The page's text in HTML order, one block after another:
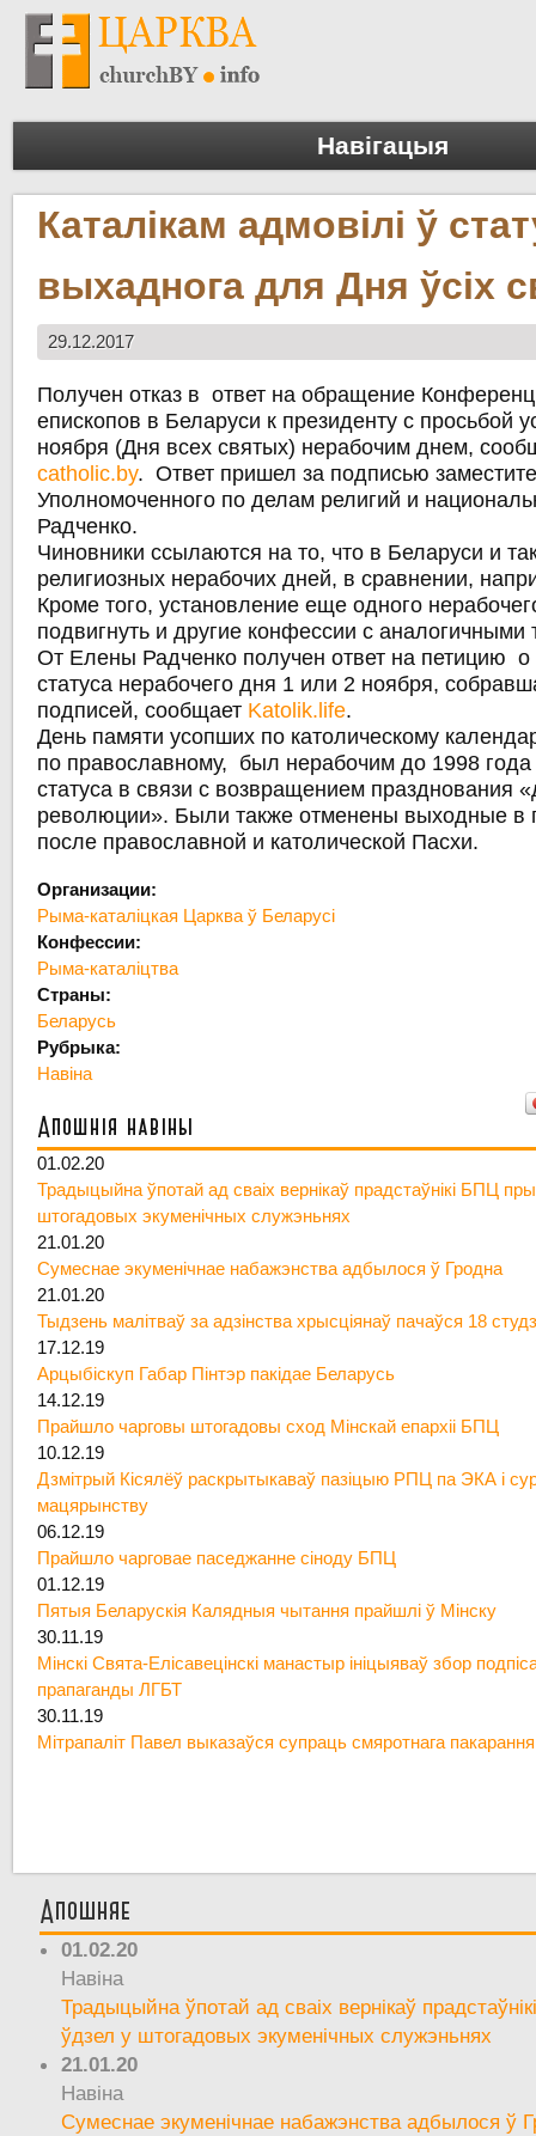
Навігацыя
Каталікам адмовілі ў
выхаднога для Дня ўсіх
29.12.2017
Получен отказ в ответ на обращение
епископов в Беларуси к президенту с просьбой
ноября (Дня всех святых) нерабочим днем,
catholic.by. Ответ пришел за подписью
Уполномоченного по делам религий и
Радченко.
Чиновники ссылаются на то, что в Беларуси и
религиозных нерабочих дней, в сравнении,
Кроме того, установление еще одного
подвигнуть и другие конфессии с аналогичными
От Елены Радченко получен ответ на петицию
статуса нерабочего дня 1 или 2 ноября,
подписей, сообщает Katolik.life.
День памяти усопших по католическому
по православному, был нерабочим до 1998
статуса в связи с возвращением празднования
революции». Были также отменены выходные в
после православной и католической Пасхи.
Организации:
Рыма-каталіцкая Царква ў Беларусі
Конфессии:
Рыма-каталіцтва
Страны:
Беларусь
Рубрыка:
Навіна
Апошнія навіны
01.02.20
Традыцыйна ўпотай ад сваіх вернікаў прадстаўнікі БПЦ
штогадовых экуменічных служэньнях
21.01.20
Сумеснае экуменічнае набажэнства адбылося ў Гродна
21.01.20
Тыдзень малітваў за адзінства хрысціянаў пачаўся 18
17.12.19
Арцыбіскуп Габар Пінтэр пакідае Беларусь
14.12.19
Прайшло чарговы штогадовы сход Мінскай епархіі БПЦ
10.12.19
Дзмітрый Кісялёў раскрытыкаваў пазіцыю РПЦ па ЭКА і
мацярынству
06.12.19
Прайшло чарговае паседжанне сіноду БПЦ
01.12.19
Пятыя Беларускія Калядныя чытання прайшлі ў Мінску
30.11.19
Мінскі Свята-Елісавецінскі манастыр ініцыяваў збор
прапаганды ЛГБТ
30.11.19
Мітрапаліт Павел выказаўся супраць смяротнага пакарання
Апошняе
01.02.20
Навіна
Традыцыйна ўпотай ад сваіх вернікаў
ўдзел у штогадовых экуменічных служэньнях
21.01.20
Навіна
Сумеснае экуменічнае набажэнства адбылося ў